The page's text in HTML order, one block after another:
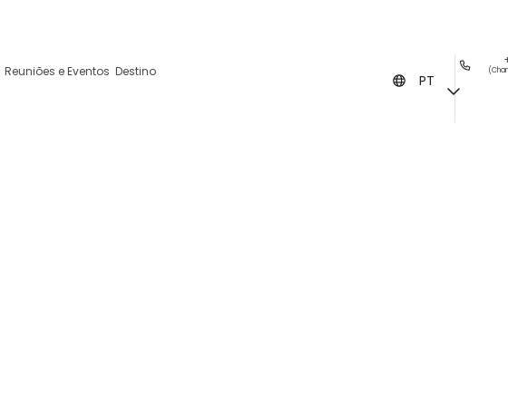
Reuniões e Eventos Destino
PT
Residence Hotel